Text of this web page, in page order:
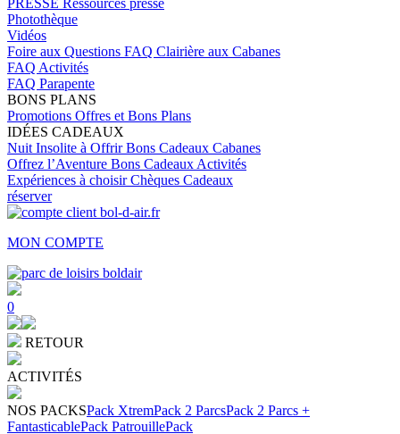
PRESSE Ressources presse
Photothèque
Vidéos
Foire aux Questions FAQ Clairière aux Cabanes
FAQ Activités
FAQ Parapente
BONS PLANS
Promotions Offres et Bons Plans
IDÉES CADEAUX
Nuit Insolite à OffrirBons Cadeaux Cabanes
Offrez l’Aventure Bons Cadeaux Activités
Expériences à choisirChèques Cadeaux
réserver
MON COMPTE
0
RETOUR
ACTIVITÉS
NOS PACKSPack XtremPack 2 ParcsPack 2 Parcs +
FantasticablePack PatrouillePack